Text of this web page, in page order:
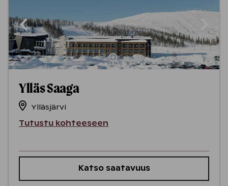
Ylläs Saaga
Ylläsjärvi
Tutustu kohteeseen
Katso saatavuus